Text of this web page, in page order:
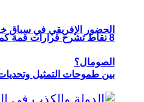
الحضور الإفريقي في سباق
بين طموحات التمثيل
8 نقاط تشرح قرارات قمة
الصومال؟